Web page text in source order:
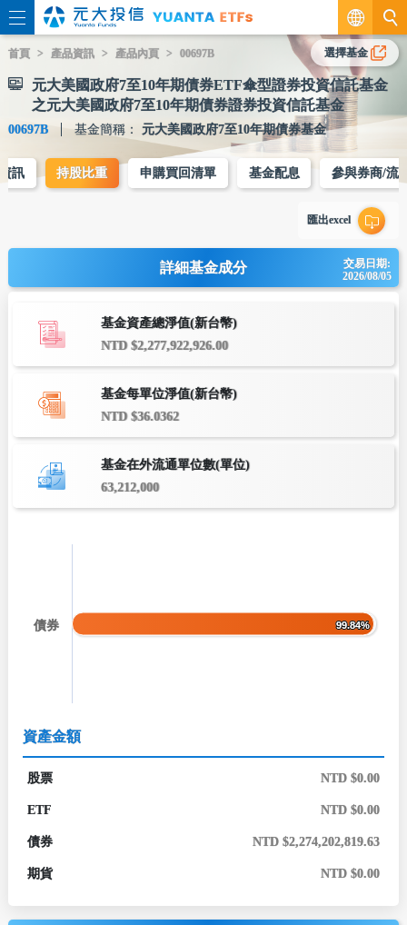
繁
EN
首頁 產品資訊 產品內頁 00697B
元大美國政府7至10年期債券ETF傘型證券投資信託基金
之元大美國政府7至10年期債券證券投資信託基金
00697B 基金簡稱： 元大美國政府7至10年期債券基金
選擇基金
訊 持股比重 申購買回清單 基金配息 參與券商/流
匯出excel
詳細基金成分
交易日期:
2026/08/05
基金資產總淨值(新台幣)
NTD $2,277,922,926.00
基金每單位淨值(新台幣)
NTD $36.0362
基金在外流通單位數(單位)
63,212,000
99.84%
99.84%
債券
資產金額
股票 NTD $0.00
ETF NTD $0.00
債券 NTD $2,274,202,819.63
期貨 NTD $0.00